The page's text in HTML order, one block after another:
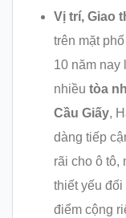
Vị trí, Giao
trên mặt
10 năm nay
nhiều tòa
Cầu Giấy,
dàng tiếp
rãi cho ô tô,
thiết yếu
điểm cộng